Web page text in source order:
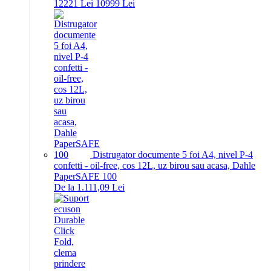
12221 Lei 10999 Lei
Distrugator documente 5 foi A4, nivel P-4
confetti - oil-free, cos 12L, uz birou sau acasa, Dahle
PaperSAFE 100
De la 1.111,09 Lei